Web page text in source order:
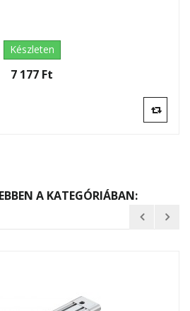
Készleten
7 177 Ft‎
A KATEGÓRIÁBAN: